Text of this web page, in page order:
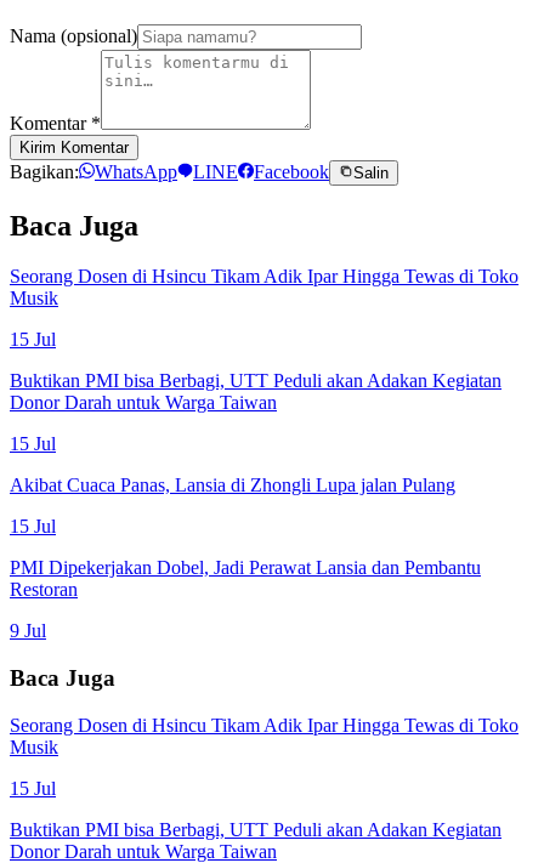
Nama (opsional)
Komentar *
Kirim Komentar
Bagikan: WhatsApp LINE Facebook Salin
Baca Juga
Seorang Dosen di Hsincu Tikam Adik Ipar Hingga Tewas di Toko
Musik
15 Jul
Buktikan PMI bisa Berbagi, UTT Peduli akan Adakan Kegiatan
Donor Darah untuk Warga Taiwan
15 Jul
Akibat Cuaca Panas, Lansia di Zhongli Lupa jalan Pulang
15 Jul
PMI Dipekerjakan Dobel, Jadi Perawat Lansia dan Pembantu
Restoran
9 Jul
Baca Juga
Seorang Dosen di Hsincu Tikam Adik Ipar Hingga Tewas di Toko
Musik
15 Jul
Buktikan PMI bisa Berbagi, UTT Peduli akan Adakan Kegiatan
Donor Darah untuk Warga Taiwan